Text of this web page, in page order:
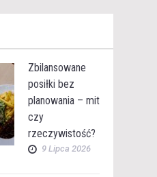
Zbilansowane
posiłki bez
planowania – mit
czy
rzeczywistość?
9 Lipca 2026